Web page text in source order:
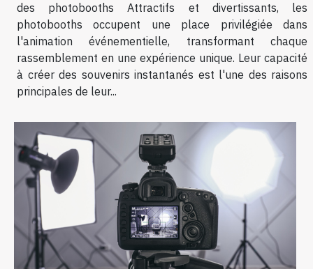
des photobooths Attractifs et divertissants, les
photobooths occupent une place privilégiée dans
l'animation événementielle, transformant chaque
rassemblement en une expérience unique. Leur capacité
à créer des souvenirs instantanés est l'une des raisons
principales de leur...